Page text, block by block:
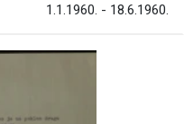
1.1.1960. - 18.6.1960.